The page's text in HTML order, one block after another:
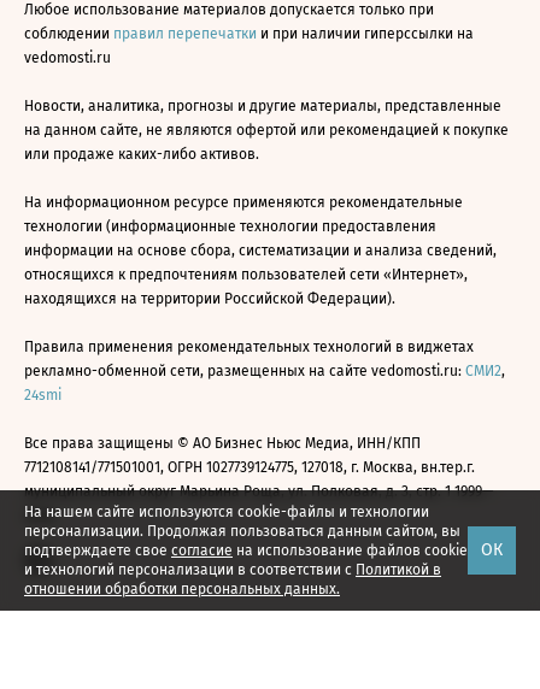
На нашем сайте используются cookie-файлы и технологии
персонализации. Продолжая пользоваться данным сайтом, вы
подтверждаете свое согласие на использование файлов cookie
и технологий персонализации в соответствии с Политикой в
отношении обработки персональных данных.
ОК
Любое использование материалов допускается только при
соблюдении правил перепечатки и при наличии гиперссылки на
vedomosti.ru
Новости, аналитика, прогнозы и другие материалы, представленные
на данном сайте, не являются офертой или рекомендацией к покупке
или продаже каких-либо активов.
На информационном ресурсе применяются рекомендательные
технологии (информационные технологии предоставления
информации на основе сбора, систематизации и анализа сведений,
относящихся к предпочтениям пользователей сети «Интернет»,
находящихся на территории Российской Федерации).
Правила применения рекомендательных технологий в виджетах
рекламно-обменной сети, размещенных на сайте vedomosti.ru: СМИ2,
24smi
Все права защищены © АО Бизнес Ньюс Медиа, ИНН/КПП
7712108141/771501001, ОГРН 1027739124775, 127018, г. Москва, вн.тер.г.
муниципальный округ Марьина Роща, ул. Полковая, д. 3, стр. 1 1999—
2026